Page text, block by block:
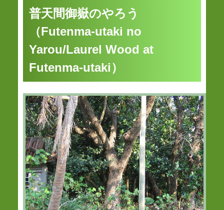
普天間御嶽のやろう
（Futenma-utaki no
Yarou/Laurel Wood at
Futenma-utaki）